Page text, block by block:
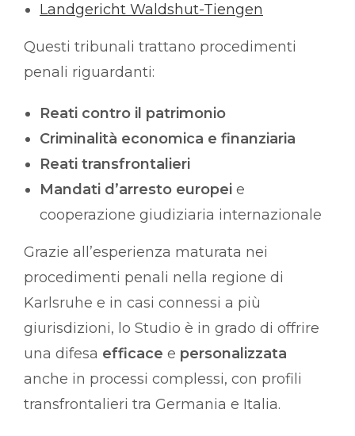
Landgericht Waldshut-Tiengen
Questi tribunali trattano procedimenti
penali riguardanti:
Reati contro il patrimonio
Criminalità economica e finanziaria
Reati transfrontalieri
Mandati d’arresto europei e
cooperazione giudiziaria internazionale
Grazie all’esperienza maturata nei
procedimenti penali nella regione di
Karlsruhe e in casi connessi a più
giurisdizioni, lo Studio è in grado di offrire
una difesa efficace e personalizzata
anche in processi complessi, con profili
transfrontalieri tra Germania e Italia.